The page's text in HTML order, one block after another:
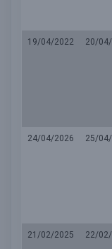
19/04/2022 20/04/
24/04/2026 25/
21/02/2025 22/